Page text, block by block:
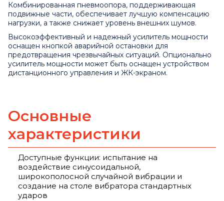
Комбинированная пневмоопора, поддерживающая
подвижные части, обеспечивает лучшую компенсацию
нагрузки, а также снижает уровень внешних шумов.
Высокоэффективный и надежный усилитель мощности
оснащен кнопкой аварийной остановки для
предотвращения чрезвычайных ситуаций. Опционально
усилитель мощности может быть оснащен устройством
дистанционного управления и ЖК-экраном.
Основные
характеристики
Доступные функции: испытание на
воздействие синусоидальной,
широкополосной случайной вибрации и
создание на столе вибратора стандартных
ударов